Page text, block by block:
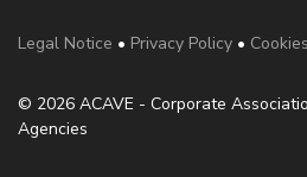
Legal Notice • Privacy Policy •
© 2026 ACAVE - Corporate
Agencies